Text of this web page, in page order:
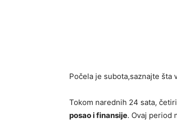
Počela je subota,saznajte šta
Tokom narednih 24 sata,
posao i finansije. Ovaj period